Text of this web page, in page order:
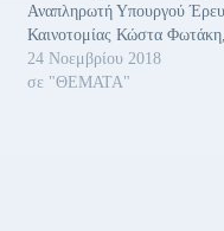
Αναπληρωτή Υπουργού
Καινοτομίας Κώστα
Κλινικής και
που διοργανώνεται στο
24 Νοεμβρίου 2018
σε "ΘΕΜΑΤΑ"